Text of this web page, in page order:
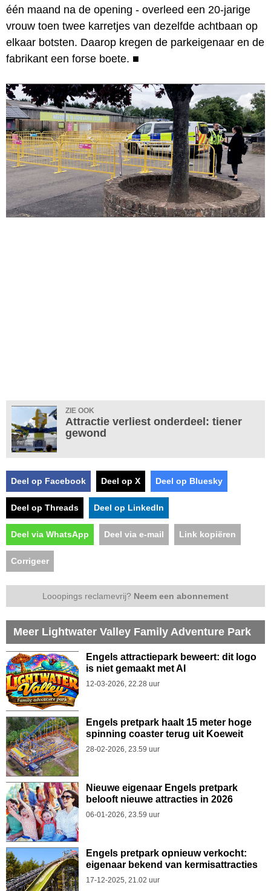
één maand na de opening - overleed een 20-jarige
vrouw toen twee karretjes van dezelfde achtbaan op
elkaar botsten. Daarop kregen de parkeigenaar en de
fabrikant een forse boete. ■
ZIE OOK
Attractie verliest onderdeel: tiener
gewond
Deel op Facebook Deel op X Deel op Bluesky
Deel op Threads Deel op LinkedIn
Deel via WhatsApp Deel via e-mail Link kopiëren
Corrigeer
Looopings reclamevrij? Neem een abonnement
Meer Lightwater Valley Family Adventure Park
Engels attractiepark beweert: dit logo
is niet gemaakt met AI
12-03-2026, 22.28 uur
Engels pretpark haalt 15 meter hoge
spinning coaster terug uit Koeweit
28-02-2026, 23.59 uur
Nieuwe eigenaar Engels pretpark
belooft nieuwe attracties in 2026
06-01-2026, 23.59 uur
Engels pretpark opnieuw verkocht:
eigenaar bekend van kermisattracties
17-12-2025, 21.02 uur